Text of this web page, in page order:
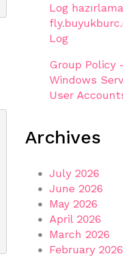
Log
Log
Group Policy
Windows
User
Archives
July 2026
June 2026
May 2026
April 2026
March 2026
February 2026